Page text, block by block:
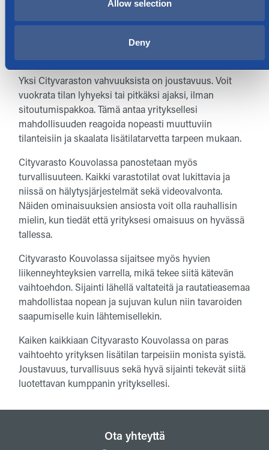
Allow selection
Deny
pienistä säilytyslokeroista suuriin varastotiloihin asti.
Tämä mahdollistaa sen, että voit valita juuri sinun
Yksi Cityvaraston vahvuuksista on joustavuus. Voit
vuokrata tilan lyhyeksi tai pitkäksi ajaksi, ilman
sitoutumispakkoa. Tämä antaa yrityksellesi
mahdollisuuden reagoida nopeasti muuttuviin
tilanteisiin ja skaalata lisätilatarvetta tarpeen mukaan.
Cityvarasto Kouvolassa panostetaan myös
turvallisuuteen. Kaikki varastotilat ovat lukittavia ja
niissä on hälytysjärjestelmät sekä videovalvonta.
Näiden ominaisuuksien ansiosta voit olla rauhallisin
mielin, kun tiedät että yrityksesi omaisuus on hyvässä
tallessa.
Cityvarasto Kouvolassa sijaitsee myös hyvien
liikenneyhteyksien varrella, mikä tekee siitä kätevän
vaihtoehdon. Sijainti lähellä valtateitä ja rautatieasemaa
mahdollistaa nopean ja sujuvan kulun niin tavaroiden
saapumiselle kuin lähtemisellekin.
Kaiken kaikkiaan Cityvarasto Kouvolassa on paras
vaihtoehto yrityksen lisätilan tarpeisiin monista syistä.
Joustavuus, turvallisuus sekä hyvä sijainti tekevät siitä
luotettavan kumppanin yrityksellesi.
Ota yhteyttä